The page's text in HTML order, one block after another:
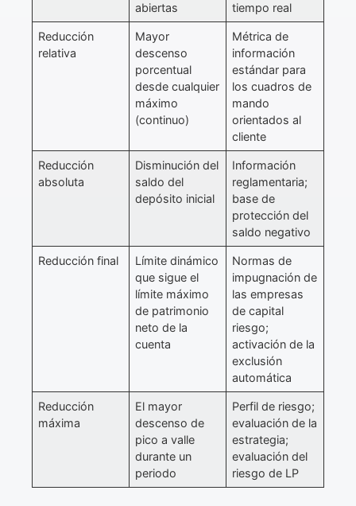
abiertas
tiempo real
Reducción
relativa
Mayor
descenso
porcentual
desde cualquier
máximo
(continuo)
Métrica de
información
estándar para
los cuadros de
mando
orientados al
cliente
Reducción
absoluta
Disminución del
saldo del
depósito inicial
Información
reglamentaria;
base de
protección del
saldo negativo
Reducción final
Límite dinámico
que sigue el
límite máximo
de patrimonio
neto de la
cuenta
Normas de
impugnación de
las empresas
de capital
riesgo;
activación de la
exclusión
automática
Reducción
máxima
El mayor
descenso de
pico a valle
durante un
periodo
Perfil de riesgo;
evaluación de la
estrategia;
evaluación del
riesgo de LP